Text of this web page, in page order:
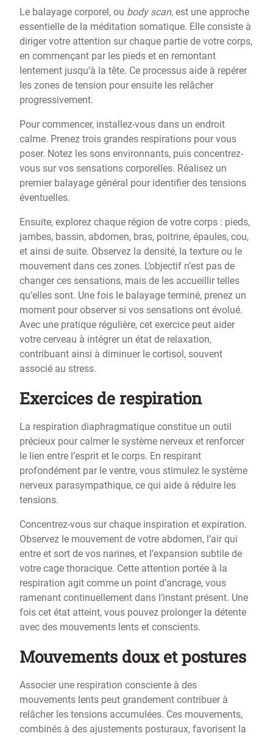
Le balayage corporel, ou body scan, est une approche
essentielle de la méditation somatique. Elle consiste à
diriger votre attention sur chaque partie de votre corps,
en commençant par les pieds et en remontant
lentement jusqu’à la tête. Ce processus aide à repérer
les zones de tension pour ensuite les relâcher
progressivement.
Pour commencer, installez-vous dans un endroit
calme. Prenez trois grandes respirations pour vous
poser. Notez les sons environnants, puis concentrez-
vous sur vos sensations corporelles. Réalisez un
premier balayage général pour identifier des tensions
éventuelles.
Ensuite, explorez chaque région de votre corps : pieds,
jambes, bassin, abdomen, bras, poitrine, épaules, cou,
et ainsi de suite. Observez la densité, la texture ou le
mouvement dans ces zones. L’objectif n’est pas de
changer ces sensations, mais de les accueillir telles
qu’elles sont. Une fois le balayage terminé, prenez un
moment pour observer si vos sensations ont évolué.
Avec une pratique régulière, cet exercice peut aider
votre cerveau à intégrer un état de relaxation,
contribuant ainsi à diminuer le cortisol, souvent
associé au stress.
Exercices de respiration
La respiration diaphragmatique constitue un outil
précieux pour calmer le système nerveux et renforcer
le lien entre l’esprit et le corps. En respirant
profondément par le ventre, vous stimulez le système
nerveux parasympathique, ce qui aide à réduire les
tensions.
Concentrez-vous sur chaque inspiration et expiration.
Observez le mouvement de votre abdomen, l’air qui
entre et sort de vos narines, et l’expansion subtile de
votre cage thoracique. Cette attention portée à la
respiration agit comme un point d’ancrage, vous
ramenant continuellement dans l’instant présent. Une
fois cet état atteint, vous pouvez prolonger la détente
avec des mouvements lents et conscients.
Mouvements doux et postures
Associer une respiration consciente à des
mouvements lents peut grandement contribuer à
relâcher les tensions accumulées. Ces mouvements,
combinés à des ajustements posturaux, favorisent la